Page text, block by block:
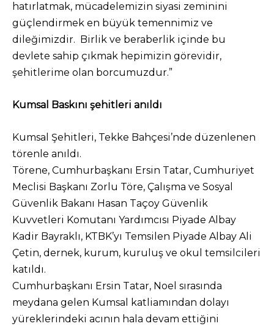
hatırlatmak, mücadelemizin siyasi zeminini
güçlendirmek en büyük temennimiz ve
dileğimizdir. Birlik ve beraberlik içinde bu
devlete sahip çıkmak hepimizin görevidir,
şehitlerime olan borcumuzdur.”
Kumsal Baskını şehitleri anıldı
Kumsal Şehitleri, Tekke Bahçesi’nde düzenlenen
törenle anıldı.
Törene, Cumhurbaşkanı Ersin Tatar, Cumhuriyet
Meclisi Başkanı Zorlu Töre, Çalışma ve Sosyal
Güvenlik Bakanı Hasan Taçoy Güvenlik
Kuvvetleri Komutanı Yardımcısı Piyade Albay
Kadir Bayraklı, KTBK’yı Temsilen Piyade Albay Ali
Çetin, dernek, kurum, kuruluş ve okul temsilcileri
katıldı.
Cumhurbaşkanı Ersin Tatar, Noel sırasında
meydana gelen Kumsal katliamından dolayı
yüreklerindeki acının hala devam ettiğini